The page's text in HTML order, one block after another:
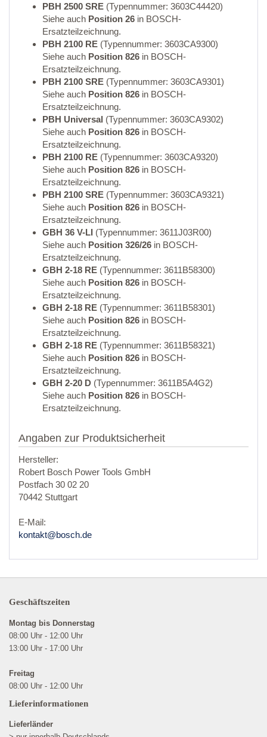
PBH 2500 SRE (Typennummer: 3603C44420)
Siehe auch Position 26 in BOSCH-
Ersatzteilzeichnung.
PBH 2100 RE (Typennummer: 3603CA9300)
Siehe auch Position 826 in BOSCH-
Ersatzteilzeichnung.
PBH 2100 SRE (Typennummer: 3603CA9301)
Siehe auch Position 826 in BOSCH-
Ersatzteilzeichnung.
PBH Universal (Typennummer: 3603CA9302)
Siehe auch Position 826 in BOSCH-
Ersatzteilzeichnung.
PBH 2100 RE (Typennummer: 3603CA9320)
Siehe auch Position 826 in BOSCH-
Ersatzteilzeichnung.
PBH 2100 SRE (Typennummer: 3603CA9321)
Siehe auch Position 826 in BOSCH-
Ersatzteilzeichnung.
GBH 36 V-LI (Typennummer: 3611J03R00)
Siehe auch Position 326/26 in BOSCH-
Ersatzteilzeichnung.
GBH 2-18 RE (Typennummer: 3611B58300)
Siehe auch Position 826 in BOSCH-
Ersatzteilzeichnung.
GBH 2-18 RE (Typennummer: 3611B58301)
Siehe auch Position 826 in BOSCH-
Ersatzteilzeichnung.
GBH 2-18 RE (Typennummer: 3611B58321)
Siehe auch Position 826 in BOSCH-
Ersatzteilzeichnung.
GBH 2-20 D (Typennummer: 3611B5A4G2)
Siehe auch Position 826 in BOSCH-
Ersatzteilzeichnung.
Angaben zur Produktsicherheit
Hersteller:
Robert Bosch Power Tools GmbH
Postfach 30 02 20
70442 Stuttgart
E-Mail:
kontakt@bosch.de
Geschäftszeiten
Montag bis Donnerstag
08:00 Uhr - 12:00 Uhr
13:00 Uhr - 17:00 Uhr
Freitag
08:00 Uhr - 12:00 Uhr
Lieferinformationen
Lieferländer